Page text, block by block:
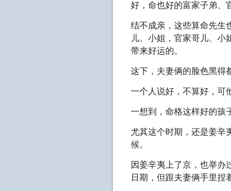
好，命也好的富家子弟、
结不成亲，这些算命先生
儿、小姐，官家哥儿、小
带来好运的。
这下，夫妻俩的脸色黑得
一个人说好，不算好，可
一想到，命格这样好的孩
尤其这个时期，还是姜辛
候。
因姜辛夷上了京，也举办
日期，但跟夫妻俩手里捏